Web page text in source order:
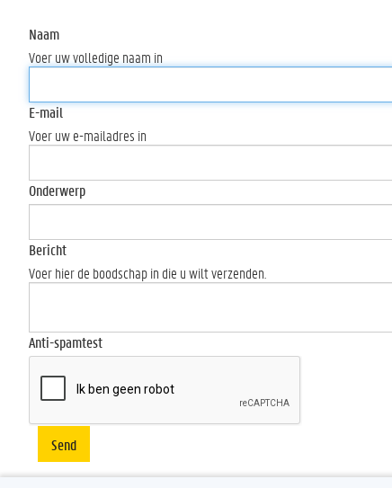
Naam
Voer uw volledige naam in
E-mail
Voer uw e-mailadres in
Onderwerp
Bericht
Voer hier de boodschap in die u wilt verzenden.
Anti-spamtest
Send